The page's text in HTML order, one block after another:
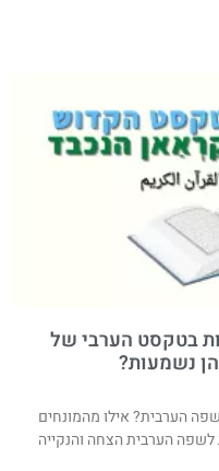
בטקסט הערבי של
נשמעות?
הערבית? אילו מהמונחים
הערבית הצחה והנקייה